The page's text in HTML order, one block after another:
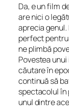
Da, e un film
are nici o
aprecia genul.
perfect pentru
ne plimbă
Povestea
căutare în
continuă să
spectacolul în
unul dintre